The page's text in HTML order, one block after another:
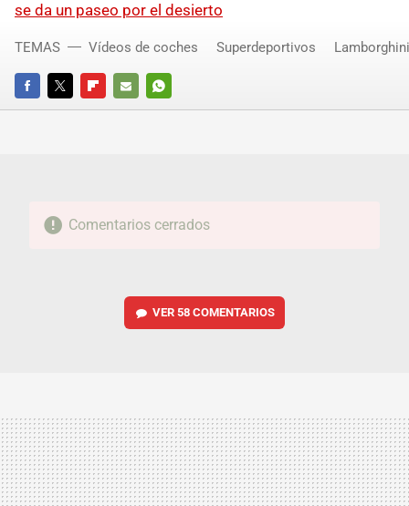
se da un paseo por el desierto
FACEBOOKTWITTERFLIPBOARD
E-
WHATSAPP
TEMAS Vídeos de coches Superdeportivos Lamborghini
Comentarios cerrados
VER 58 COMENTARIOS